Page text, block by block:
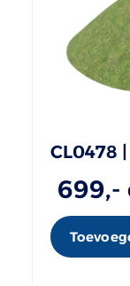
CL0478
699,-